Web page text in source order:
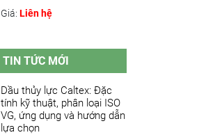
Giá: Liên hệ
TIN TỨC MỚI
Dầu thủy lực Caltex: Đặc
tính kỹ thuật, phân loại ISO
VG, ứng dụng và hướng dẫn
lựa chọn